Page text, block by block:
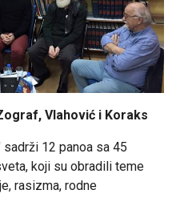
Vlahović i Koraks
12 panoa sa 45
koji su obradili teme
rasizma, rodne